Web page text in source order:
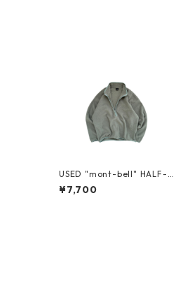
USED "mont-bell" HALF-Z
IP FLEECE PULLOVER
¥7,700